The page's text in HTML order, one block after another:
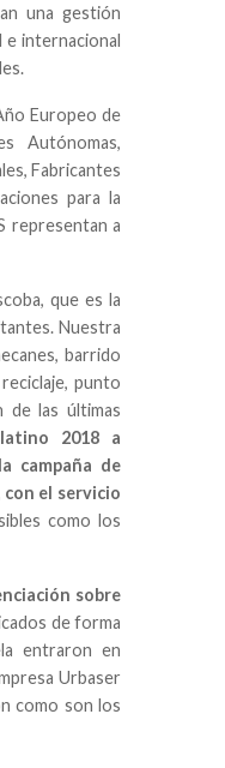
una gestión
e internacional
Europeo de
Autónomas,
Fabricantes
para la
representan a
que es la
Nuestra
barrido
punto
de las últimas
2018 a
campaña de
el servicio
como los
sobre
de forma
entraron en
Urbaser
como son los